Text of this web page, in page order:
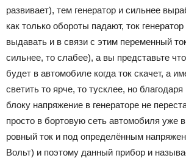
развивает), тем генератор и сильнее
как только обороты падают, ток
выдавать и в связи с этим переменный
сильнее, то слабее), а вы представьте
будет в автомобиле когда ток скачет, а
светить то ярче, то тусклее, но
блоку напряжение в генераторе не
просто в бортовую сеть автомобиля уже
ровный ток и под определённым
Вольт) и поэтому данный прибор и